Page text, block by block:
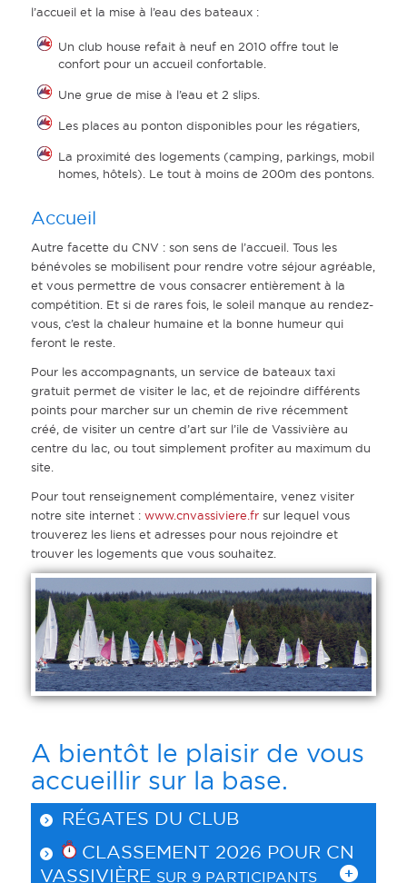
l’accueil et la mise à l’eau des bateaux :
Un club house refait à neuf en 2010 offre tout le
confort pour un accueil confortable.
Une grue de mise à l’eau et 2 slips.
Les places au ponton disponibles pour les régatiers,
La proximité des logements (camping, parkings, mobil
homes, hôtels). Le tout à moins de 200m des pontons.
Accueil
Autre facette du CNV : son sens de l’accueil. Tous les
bénévoles se mobilisent pour rendre votre séjour agréable,
et vous permettre de vous consacrer entièrement à la
compétition. Et si de rares fois, le soleil manque au rendez-
vous, c’est la chaleur humaine et la bonne humeur qui
feront le reste.
Pour les accompagnants, un service de bateaux taxi
gratuit permet de visiter le lac, et de rejoindre différents
points pour marcher sur un chemin de rive récemment
créé, de visiter un centre d’art sur l’ile de Vassivière au
centre du lac, ou tout simplement profiter au maximum du
site.
Pour tout renseignement complémentaire, venez visiter
notre site internet : www.cnvassiviere.frsur lequel vous
trouverez les liens et adresses pour nous rejoindre et
trouver les logements que vous souhaitez.
A bientôt le plaisir de vous
accueillir sur la base.
RÉGATES DU CLUB
CLASSEMENT 2026 POUR CN
VASSIVIÈRE SUR 9 PARTICIPANTS